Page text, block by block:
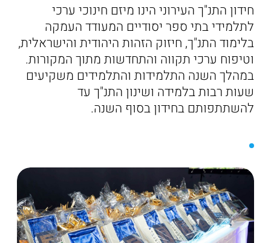
חידון התנ"ך העירוני הינו מיזם חינוכי ערכי
לתלמידי בתי ספר יסודיים המעודד העמקה
בלימוד התנ"ך, חיזוק הזהות היהודית והישראלית,
וטיפוח ערכי תקווה והתחדשות מתוך המקורות.
במהלך השנה התלמידות והתלמידים משקיעים
שעות רבות בלמידה ושינון התנ"ך עד
להשתתפותם בחידון בסוף השנה.